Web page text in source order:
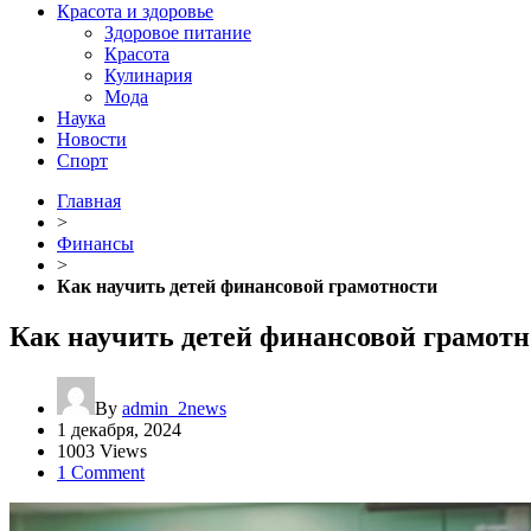
Красота и здоровье
Здоровое питание
Красота
Кулинария
Мода
Наука
Новости
Спорт
Главная
>
Финансы
>
Как научить детей финансовой грамотности
Как научить детей финансовой
By admin_2news
1 декабря, 2024
1003 Views
1 Comment